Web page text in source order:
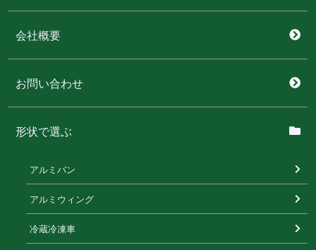
会社概要
お問い合わせ
形状で選ぶ
アルミバン
アルミウィング
冷蔵冷凍⾞